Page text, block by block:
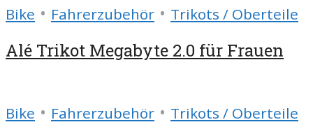
Bike • Fahrerzubehör • Trikots / Oberteile
Alé Trikot Megabyte 2.0 für Frauen
Bike • Fahrerzubehör • Trikots / Oberteile